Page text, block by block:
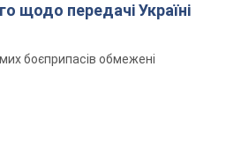
щодо передачі Україні
боєприпасів обмежені